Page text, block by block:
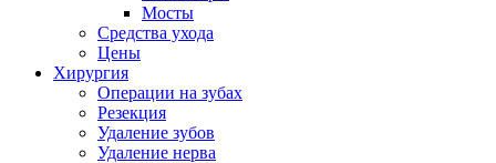
Мосты
Средства ухода
Цены
Хирургия
Операции на зубах
Резекция
Удаление зубов
Удаление нерва